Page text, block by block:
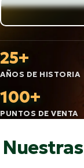
25+
AÑOS DE HISTORIA
100+
PUNTOS DE VENTA